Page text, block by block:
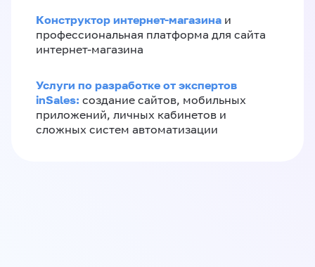
Конструктор интернет-магазина и
профессиональная платформа для сайта
интернет-магазина
Услуги по разработке от экспертов
inSales: создание сайтов, мобильных
приложений, личных кабинетов и
сложных систем автоматизации